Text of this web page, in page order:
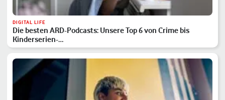
DIGITAL LIFE
Die besten ARD-Podcasts: Unsere Top 6 von Crime bis
Kinderserien-…